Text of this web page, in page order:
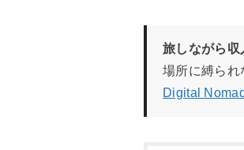
旅しながら収
場所に縛られ
Digital